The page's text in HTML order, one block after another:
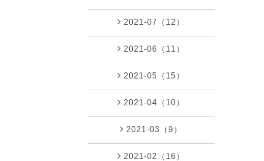
2021-07（12）
2021-06（11）
2021-05（15）
2021-04（10）
2021-03（9）
2021-02（16）